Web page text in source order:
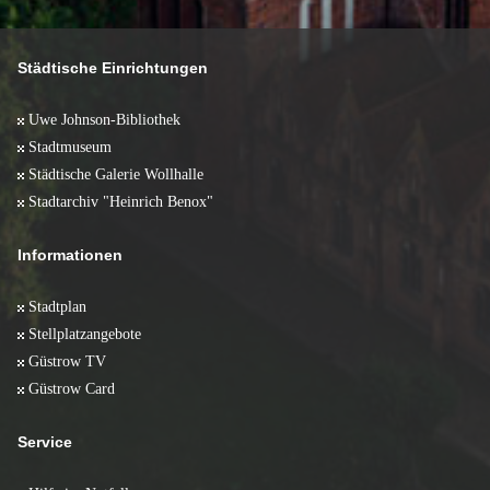
Januar 2012 (2)
Februar 2011 (2)
Januar 2011 (2)
Januar 2010 (1)
April 2009 (17)
Januar 2009 (6)
März 2008 (10)
Städtische Einrichtungen
Uwe Johnson-Bibliothek
Stadtmuseum
Städtische Galerie Wollhalle
Stadtarchiv "Heinrich Benox"
Informationen
Stadtplan
Stellplatzangebote
Güstrow TV
Güstrow Card
Service